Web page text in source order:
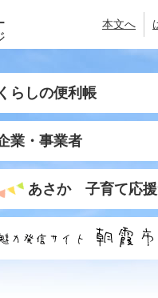
本文へ
くらしの便利帳
業・事業者
あさか 子育て応援